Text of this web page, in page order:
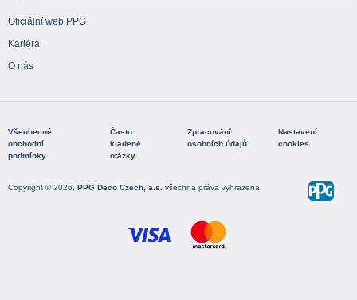
Oficiální web PPG
Kariéra
O nás
Všeobecné
obchodní
podmínky
Často
kladené
otázky
Zpracování
osobních údajů
Nastavení
cookies
Copyright © 2026, PPG Deco Czech, a.s. všechna práva vyhrazena